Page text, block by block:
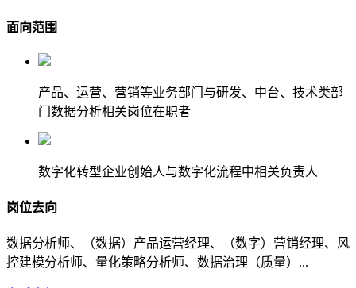
面向范围
产品、运营、营销等业务部门与研发、中台、技术类部
门数据分析相关岗位在职者
数字化转型企业创始人与数字化流程中相关负责人
岗位去向
数据分析师、（数据）产品运营经理、（数字）营销经理、风
控建模分析师、量化策略分析师、数据治理（质量）...